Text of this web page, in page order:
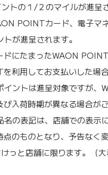
トの１/２のマイルが進呈さ
POINTカード、電子マ
が進呈されます。
にたまったWAON POINT
利用してお支払いした場
イントは進呈対象ですが
入荷時期が異なる場合がご
の表記は、店舗での表示
のものとなり、予告なく
っと店舗に限ります。（